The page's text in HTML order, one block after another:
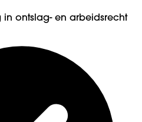
ontslag- en arbeidsrecht